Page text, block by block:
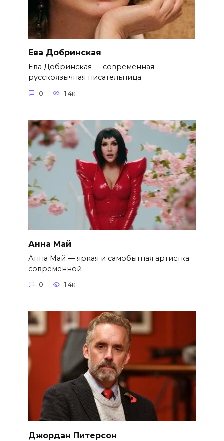
Ева Добринская
Ева Добринская — современная
русскоязычная писательница
0 1.4к.
Анна Май
Анна Май — яркая и самобытная артистка
современной
0 1.4к.
Джордан Питерсон